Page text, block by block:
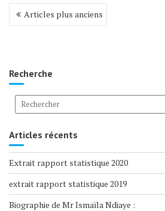
Navigation
des
Articles plus anciens
Recherche
Articles récents
Extrait rapport statistique 2020
extrait rapport statistique 2019
Biographie de Mr Ismaïla Ndiaye :